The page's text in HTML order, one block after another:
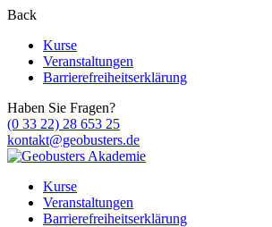
Back
Kurse
Veranstaltungen
Barrierefreiheitserklärung
Haben Sie Fragen?
(0 33 22) 28 653 25
kontakt@geobusters.de
Kurse
Veranstaltungen
Barrierefreiheitserklärung